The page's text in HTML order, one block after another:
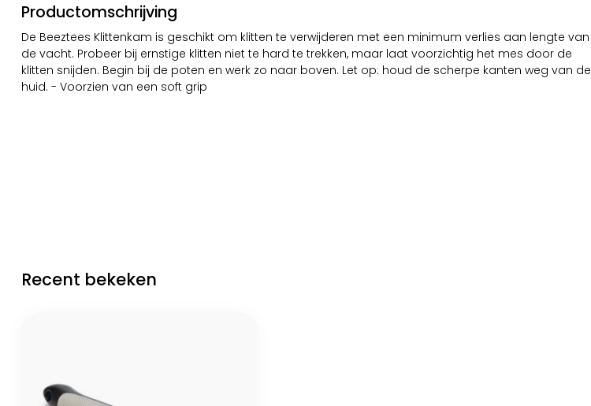
Productomschrijving
De Beeztees Klittenkam is geschikt om klitten te verwijderen met een minimum verlies aan lengte van
de vacht. Probeer bij ernstige klitten niet te hard te trekken, maar laat voorzichtig het mes door de
klitten snijden. Begin bij de poten en werk zo naar boven. Let op: houd de scherpe kanten weg van de
huid. - Voorzien van een soft grip
Recent bekeken